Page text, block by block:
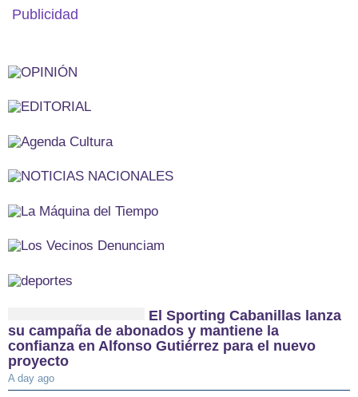
Publicidad
El Sporting Cabanillas lanza
su campaña de abonados y mantiene la
confianza en Alfonso Gutiérrez para el nuevo
proyecto
A day ago